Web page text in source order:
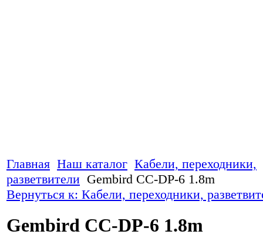
Главная Наш каталог Кабели, переходники,
разветвители Gembird CC-DP-6 1.8m
Вернуться к: Кабели, переходники,
Gembird CC-DP-6 1.8m